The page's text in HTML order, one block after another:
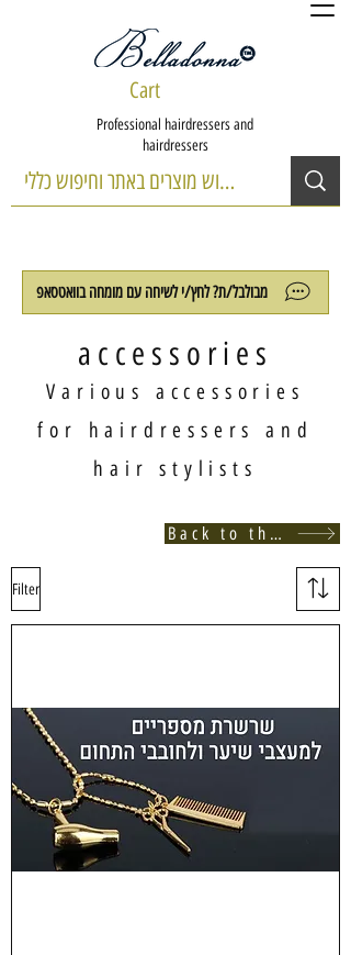
Cart
Professional hairdressers and
hairdressers
מבולבל/ת? לחץ/י לשיחה עם מומחה בוואטסאפ
accessories
Various accessories
for hairdressers and
hair stylists
Back to the store
Filter